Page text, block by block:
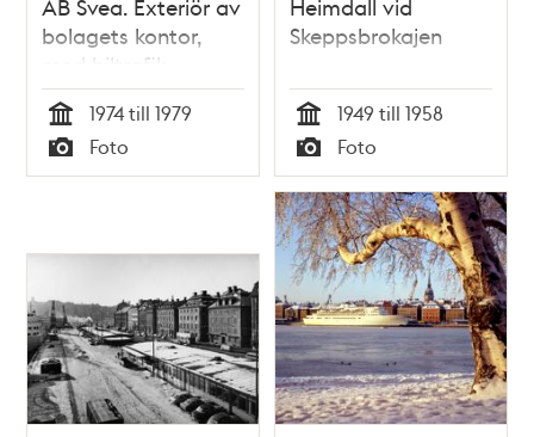
AB Svea. Exteriör av
bolagets kontor,
med biltrafik.
Tid
1974 till 1979
Typ
Foto
Heimdall vid
Skeppsbrokajen
Tid
1949 till 1958
Typ
Foto